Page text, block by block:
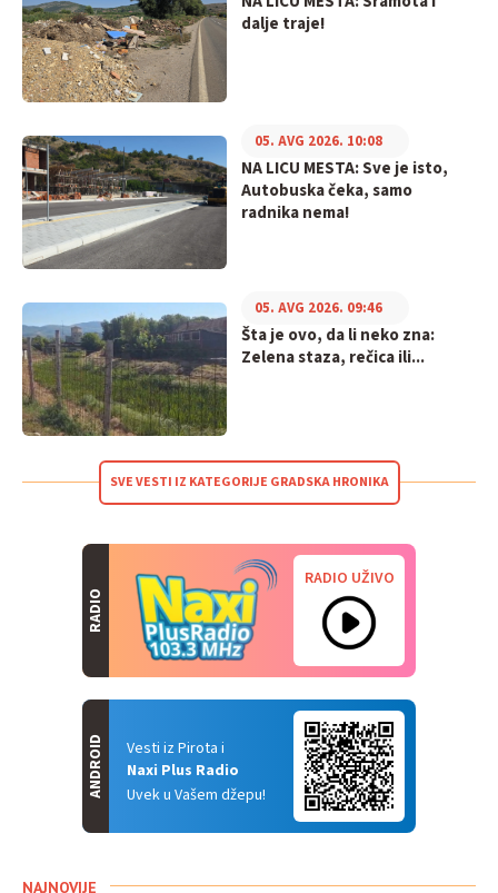
dalje traje!
NA LICU MESTA: Sve je isto,
Autobuska čeka, samo
radnika nema!
05. AVG 2026. 10:08
Šta je ovo, da li neko zna:
Zelena staza, rečica ili...
05. AVG 2026. 09:46
SVE VESTI IZ KATEGORIJE GRADSKA HRONIKA
RADIO
RADIO UŽIVO
Vesti iz Pirota i
Naxi Plus Radio
Uvek u Vašem džepu!
ANDROID
NAJNOVIJE